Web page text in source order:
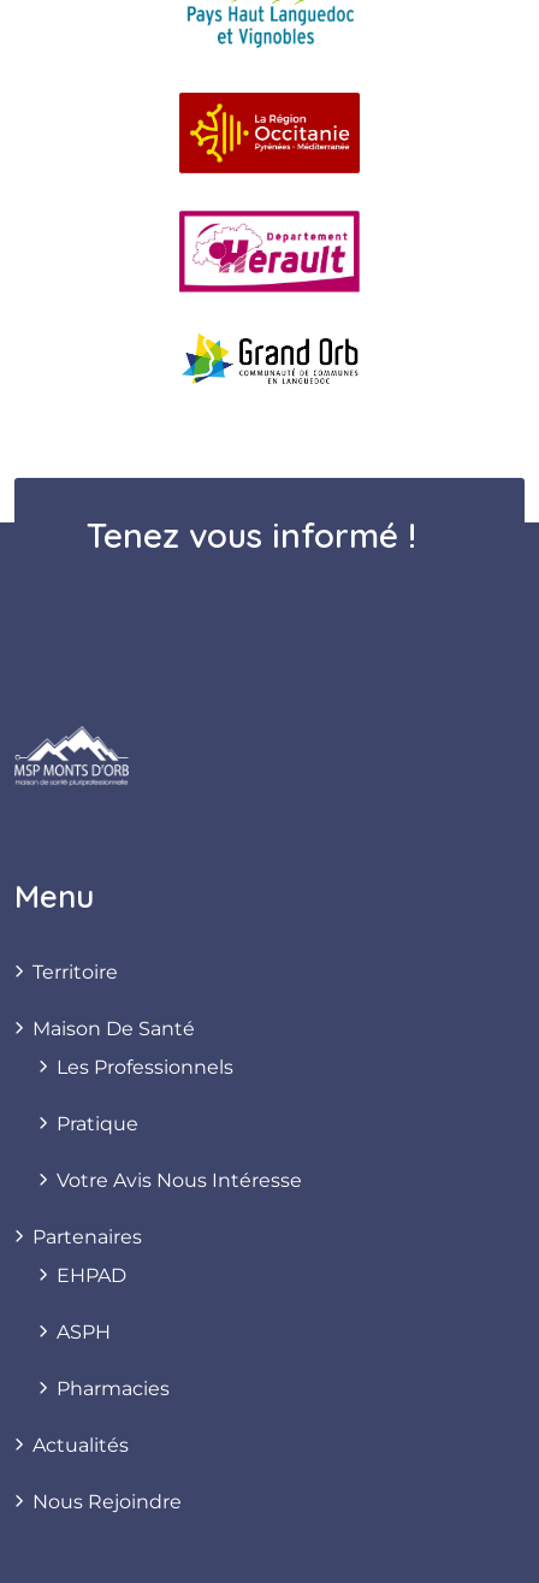
Tenez vous informé !
Menu
Territoire
Maison De Santé
Les Professionnels
Pratique
Votre Avis Nous Intéresse
Partenaires
EHPAD
ASPH
Pharmacies
Actualités
Nous Rejoindre